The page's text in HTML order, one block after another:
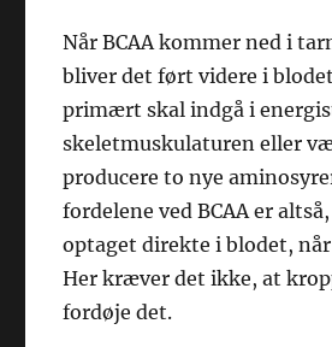
Når BCAA kommer ned i
bliver det ført videre i
primært skal indgå i
skeletmuskulaturen eller
producere to nye
fordelene ved BCAA er
optaget direkte i blodet,
Her kræver det ikke, at
fordøje det.